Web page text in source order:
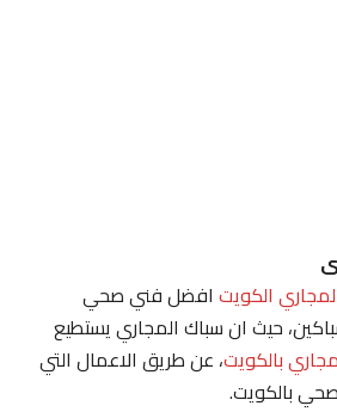
الكويتافضل فني صحي
حيث ان سباك المجاري يستطيع
بالكويت، عن طريق الاعمال التي
بالكويت.